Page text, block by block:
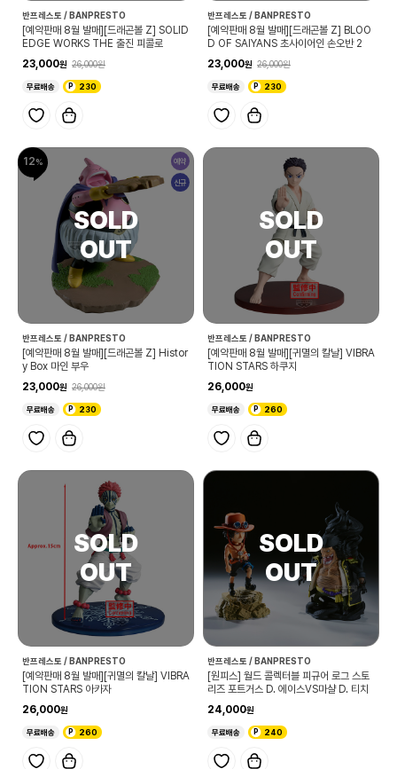
반프레스토 / BANPRESTO
[예약판매 8월 발매][드래곤볼 Z] SOLID
EDGE WORKS THE 출진 피콜로
23,000
26,000
무료배송 230
반프레스토 / BANPRESTO
[예약판매 8월 발매][드래곤볼 Z] BLOO
D OF SAIYANS 초사이어인 손오반 2
23,000
26,000
무료배송 230
12 예약
신규
반프레스토 / BANPRESTO
[예약판매 8월 발매][드래곤볼 Z] Histor
y Box 마인 부우
23,000
26,000
무료배송 230
반프레스토 / BANPRESTO
[예약판매 8월 발매][귀멸의 칼날] VIBRA
TION STARS 하쿠지
26,000
무료배송 260
반프레스토 / BANPRESTO
[예약판매 8월 발매][귀멸의 칼날] VIBRA
TION STARS 아카자
26,000
무료배송 260
반프레스토 / BANPRESTO
[원피스] 월드 콜렉터블 피규어 로그 스토
리즈 포트거스 D. 에이스VS마샬 D. 티치
24,000
무료배송 240